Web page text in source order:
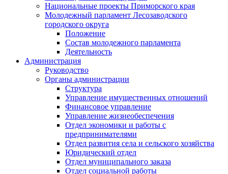
Национальные проекты Приморского края
Молодежный парламент Лесозаводского
городского округа
Положение
Состав молодежного парламента
Деятельность
Администрация
Руководство
Органы администрации
Структура
Управление имущественных отношений
Финансовое управление
Управление жизнеобеспечения
Отдел экономики и работы с
предпринимателями
Отдел развития села и сельского хозяйства
Юридический отдел
Отдел муниципального заказа
Отдел социальной работы